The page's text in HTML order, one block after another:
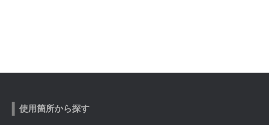
使用箇所から探す